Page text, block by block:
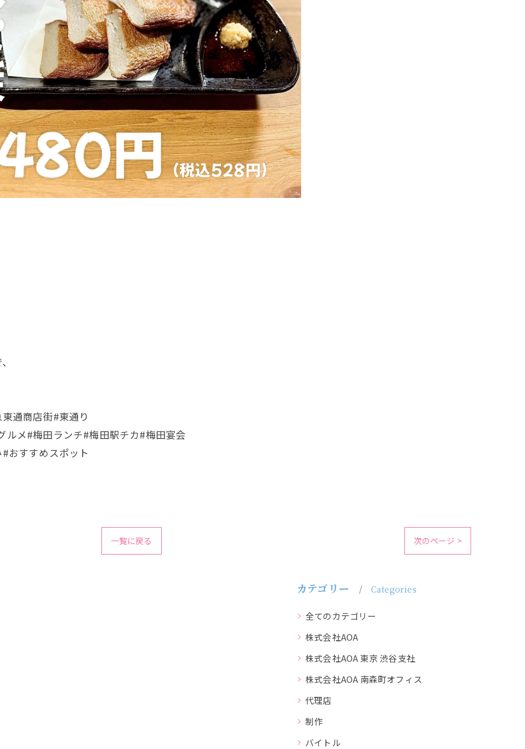
通商店街#東通り
メ#梅田ランチ#梅田駅チカ#梅田宴会
おすすめスポット
一覧に戻る 次のページ >
カテゴリー Categories
全てのカテゴリー
株式会社AOA
株式会社AOA 東京 渋谷支社
株式会社AOA 南森町オフィス
代理店
制作
バイトル